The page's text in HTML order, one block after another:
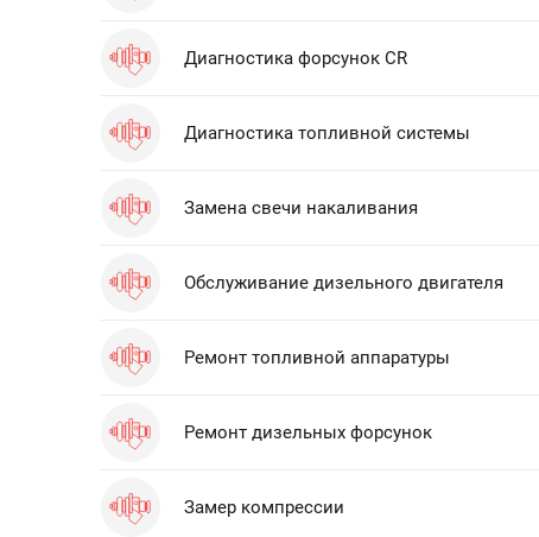
Диагностика форсунок CR
Диагностика топливной системы
Замена свечи накаливания
Обслуживание дизельного двигателя
Ремонт топливной аппаратуры
Ремонт дизельных форсунок
Замер компрессии